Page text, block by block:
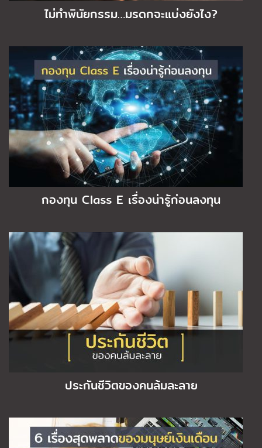
ไม่ทำพินัยกรรม…มรดกจะแบ่งยังไง?
กองทุน Class E เรื่องน่ารู้ก่อนลงทุน
ประกันชีวิตของคนล้มละลาย